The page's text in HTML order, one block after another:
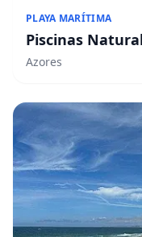
PLAYA MARÍTIMA
Piscinas
Azores